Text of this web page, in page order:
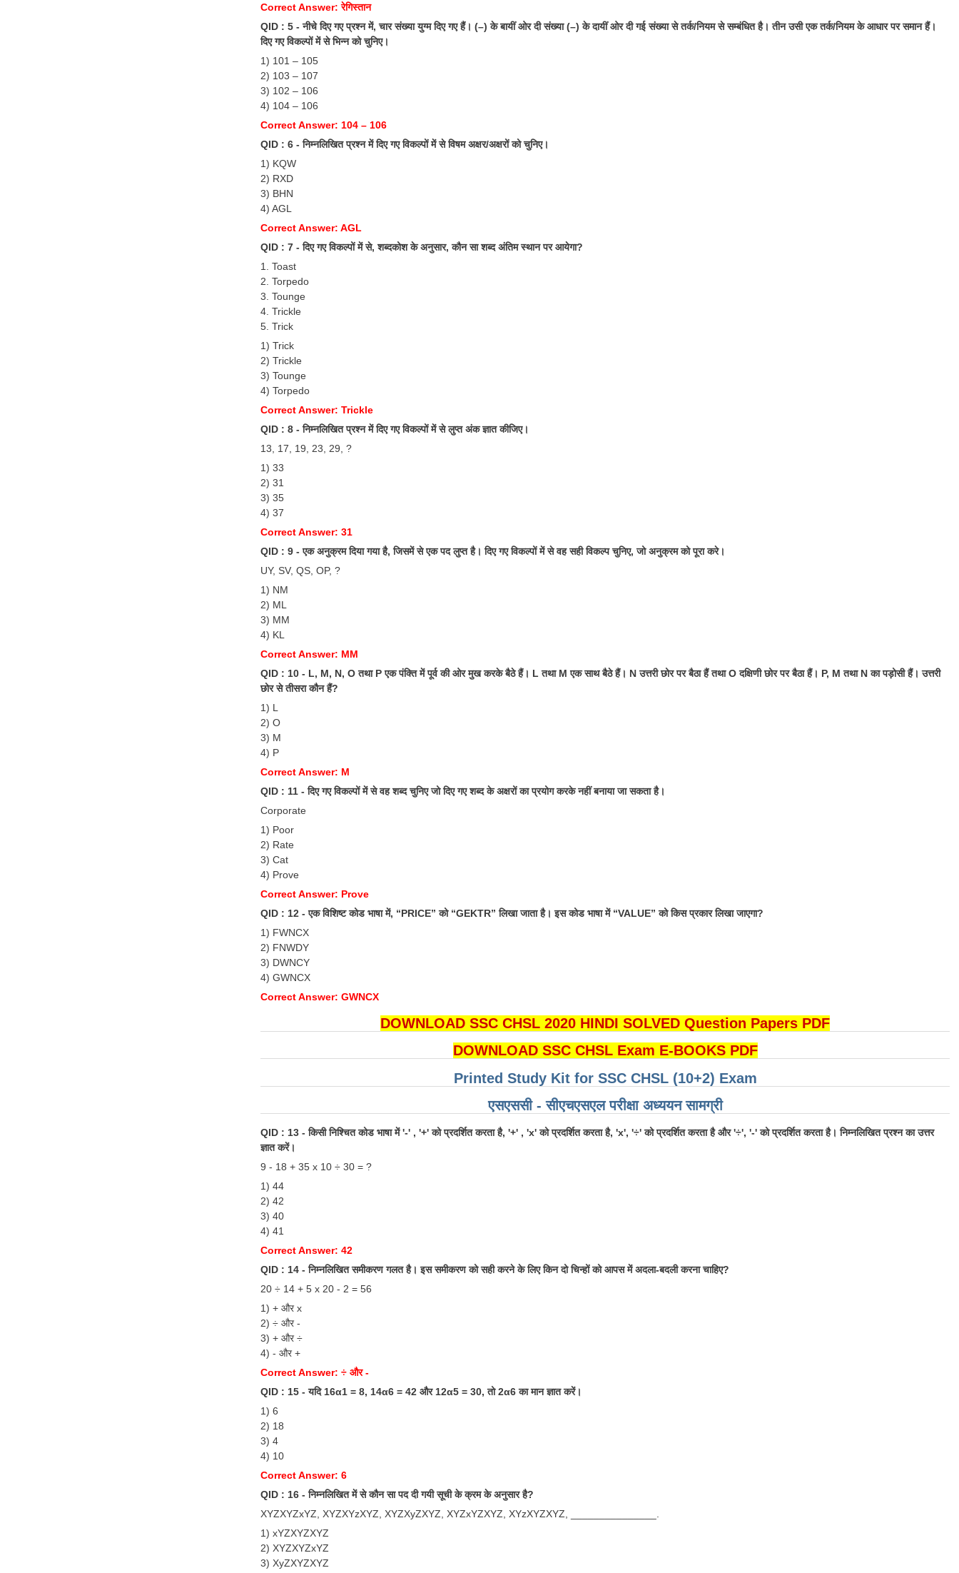
Correct Answer: रेगिस्तान
QID : 5 - नीचे दिए गए प्रश्न में, चार संख्या युग्म दिए गए हैं। (–) के बायीं ओर दी संख्या (–) के दायीं ओर दी गई संख्या से तर्क/नियम से सम्बंधित है। तीन उसी एक तर्क/नियम के आधार पर समान हैं।
दिए गए विकल्पों में से भिन्न को चुनिए।
1) 101 – 105
2) 103 – 107
3) 102 – 106
4) 104 – 106
Correct Answer: 104 – 106
QID : 6 - निम्नलिखित प्रश्न में दिए गए विकल्पों में से विषम अक्षर/अक्षरों को चुनिए।
1) KQW
2) RXD
3) BHN
4) AGL
Correct Answer: AGL
QID : 7 - दिए गए विकल्पों में से, शब्दकोश के अनुसार, कौन सा शब्द अंतिम स्थान पर आयेगा?
1. Toast
2. Torpedo
3. Tounge
4. Trickle
5. Trick
1) Trick
2) Trickle
3) Tounge
4) Torpedo
Correct Answer: Trickle
QID : 8 - निम्नलिखित प्रश्न में दिए गए विकल्पों में से लुप्त अंक ज्ञात कीजिए।
13, 17, 19, 23, 29, ?
1) 33
2) 31
3) 35
4) 37
Correct Answer: 31
QID : 9 - एक अनुक्रम दिया गया है, जिसमें से एक पद लुप्त है। दिए गए विकल्पों में से वह सही विकल्प चुनिए, जो अनुक्रम को पूरा करे।
UY, SV, QS, OP, ?
1) NM
2) ML
3) MM
4) KL
Correct Answer: MM
QID : 10 - L, M, N, O तथा P एक पंक्ति में पूर्व की ओर मुख करके बैठे हैं। L तथा M एक साथ बैठे हैं। N उत्तरी छोर पर बैठा हैं तथा O दक्षिणी छोर पर बैठा हैं। P, M तथा N का पड़ोसी हैं। उत्तरी
छोर से तीसरा कौन हैं?
1) L
2) O
3) M
4) P
Correct Answer: M
QID : 11 - दिए गए विकल्पों में से वह शब्द चुनिए जो दिए गए शब्द के अक्षरों का प्रयोग करके नहीं बनाया जा सकता है।
Corporate
1) Poor
2) Rate
3) Cat
4) Prove
Correct Answer: Prove
QID : 12 - एक विशिष्ट कोड भाषा में, “PRICE” को “GEKTR” लिखा जाता है। इस कोड भाषा में “VALUE” को किस प्रकार लिखा जाएगा?
1) FWNCX
2) FNWDY
3) DWNCY
4) GWNCX
Correct Answer: GWNCX
DOWNLOAD SSC CHSL 2020 HINDI SOLVED Question Papers PDF
DOWNLOAD SSC CHSL Exam E-BOOKS PDF
Printed Study Kit for SSC CHSL (10+2) Exam
एसएससी - सीएचएसएल परीक्षा ​​अध्ययन सामग्री
QID : 13 - किसी निश्चित कोड भाषा में '-' , '+' को प्रदर्शित करता है, '+' , 'x' को प्रदर्शित करता है, 'x', '÷' को प्रदर्शित करता है और '÷', '-' को प्रदर्शित करता है। निम्नलिखित प्रश्न का उत्तर
ज्ञात करें।
9 - 18 + 35 x 10 ÷ 30 = ?
1) 44
2) 42
3) 40
4) 41
Correct Answer: 42
QID : 14 - निम्नलिखित समीकरण गलत है। इस समीकरण को सही करने के लिए किन दो चिन्हों को आपस में अदला-बदली करना चाहिए?
20 ÷ 14 + 5 x 20 - 2 = 56
1) + और x
2) ÷ और -
3) + और ÷
4) - और +
Correct Answer: ÷ और -
QID : 15 - यदि 16α1 = 8, 14α6 = 42 और 12α5 = 30, तो 2α6 का मान ज्ञात करें।
1) 6
2) 18
3) 4
4) 10
Correct Answer: 6
QID : 16 - निम्नलिखित में से कौन सा पद दी गयी सूची के क्रम के अनुसार है?
XYZXYZxYZ, XYZXYzXYZ, XYZXyZXYZ, XYZxYZXYZ, XYzXYZXYZ, _______________.
1) xYZXYZXYZ
2) XYZXYZxYZ
3) XyZXYZXYZ